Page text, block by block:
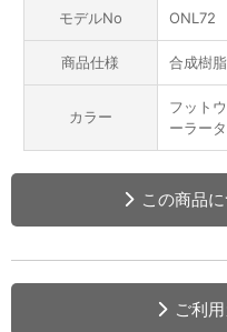
モデルNo ONL72
商品仕様 合成樹
カラー
フット
ーラー
この商品
ご利